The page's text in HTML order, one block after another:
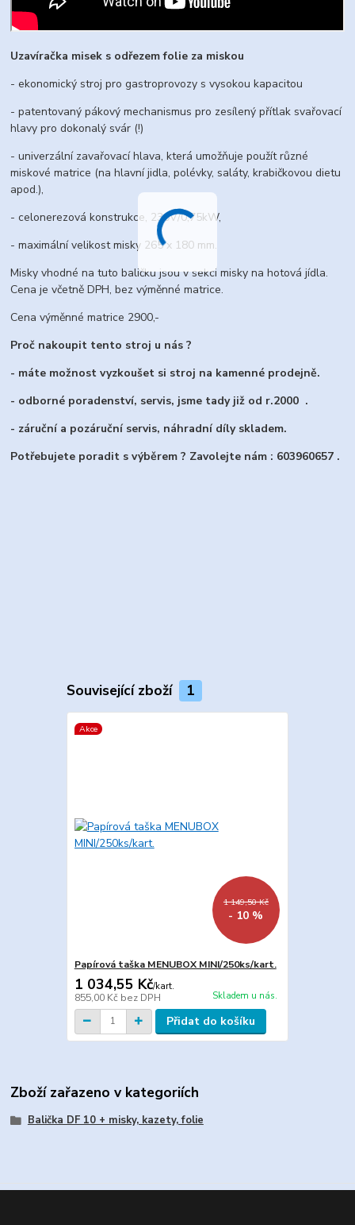
Uzavíračka misek s odřezem folie za miskou
- ekonomický stroj pro gastroprovozy s vysokou kapacitou
- patentovaný pákový mechanismus pro zesílený přítlak svařovací
hlavy pro dokonalý svár (!)
- univerzální zavařovací hlava, která umožňuje použít různé
miskové matrice (na hlavní jidla, polévky, saláty, krabičkovou dietu
apod.),
- celonerezová konstrukce, 230V/0,75kW,
- maximální velikost misky 265 x 180 mm.
Misky vhodné na tuto baličku jsou v sekci misky na hotová jídla.
Cena je včetně DPH, bez výměnné matrice.
Cena výměnné matrice 2900,-
Proč nakoupit tento stroj u nás ?
- máte možnost vyzkoušet si stroj na kamenné prodejně.
- odborné poradenství, servis, jsme tady již od r.2000 .
- záruční a pozáruční servis, náhradní díly skladem.
Potřebujete poradit s výběrem ? Zavolejte nám : 603960657 .
Související zboží 1
Akce
1 149,50 Kč
- 10 %
Papírová taška MENUBOX MINI/250ks/kart.
1 034,55 Kč/kart.
855,00 Kč bez DPH Skladem u nás.
Přidat do košíku
Zboží zařazeno v kategoriích
Balička DF 10 + misky, kazety, folie